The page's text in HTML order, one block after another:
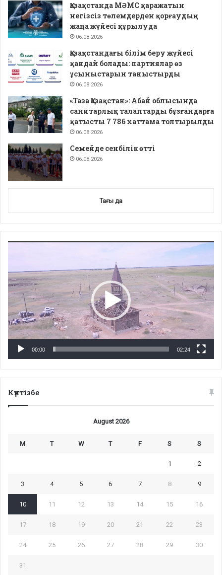
Қазақстанда МӘМС қаражатын
негізсіз төлемдерден қорғаудың
жаңа жүйесі құрылуда
06.08.2026
Қазақстандағы білім беру жүйесі
қандай болады: партиялар өз
ұсыныстарын таныстырды
06.08.2026
«Таза Қазақстан»: Абай облысында
санитарлық талаптарды бұзғандарға
қатысты 7 786 хаттама толтырылды
06.08.2026
Семейде сенбілік өтті
06.08.2026
Тағы да
00:00 02:24
Күнтізбе
August 2026
M T W T F S S
1 2
3 4 5 6 7 8 9
10 11 12 13 14 15 16
17 18 19 20 21 22 23
24 25 26 27 28 29 30
31